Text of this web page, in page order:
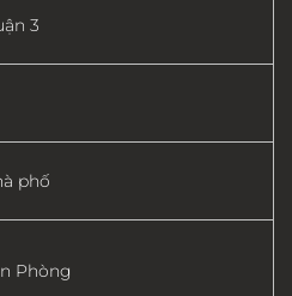
3
phố
Phòng